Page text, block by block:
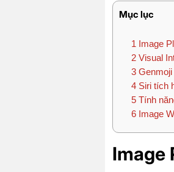
Mục lục
1 Image
2 Visual
3 Genmoji
4 Siri tích
5 Tính
6 Image
Image